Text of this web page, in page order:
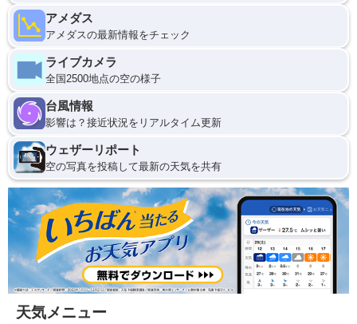
アメダス
アメダスの最新情報をチェック
ライブカメラ
全国2500地点の空の様子
台風情報
影響は？接近状況をリアルタイム更新
ウェザーリポート
空の写真を投稿して最新の天気を共有
天気メニュー